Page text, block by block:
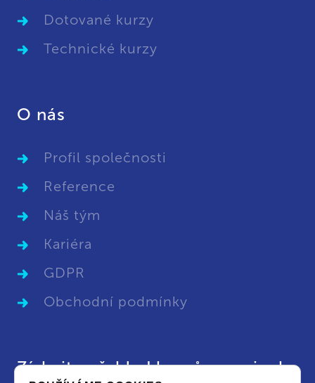
Dotované kurzy
Technické kurzy
O nás
Profil společnosti
Reference
Náš tým
Kariéra
GDPR
Obchodní podmínky
Získejte přehled kurzů a novinek